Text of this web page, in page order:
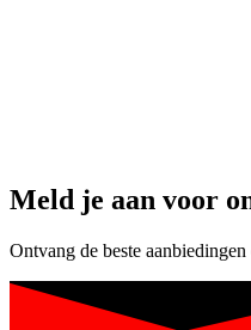
Meld je aan voor
Ontvang de beste